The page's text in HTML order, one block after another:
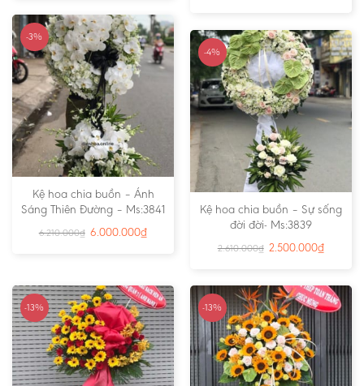
-3%
Kệ hoa chia buồn – Ánh
Sáng Thiên Đường – Ms:3841
6.210.000₫ 6.000.000₫
-4%
Kệ hoa chia buồn – Sự sống
đời đời- Ms:3839
2.610.000₫ 2.500.000₫
-13% -13%